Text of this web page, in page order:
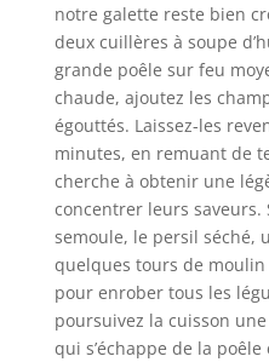
notre galette reste bien
deux cuillères à soupe
grande poêle sur feu
chaude, ajoutez les
égouttés. Laissez-les
minutes, en remuant de
cherche à obtenir une
concentrer leurs saveurs.
semoule, le persil séché,
quelques tours de
pour enrober tous les
poursuivez la cuisson
qui s’échappe de la